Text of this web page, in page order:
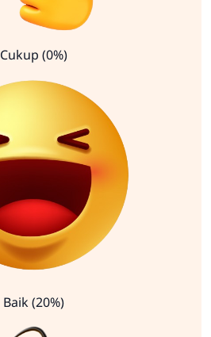
Cukup (0%)
Baik (20%)